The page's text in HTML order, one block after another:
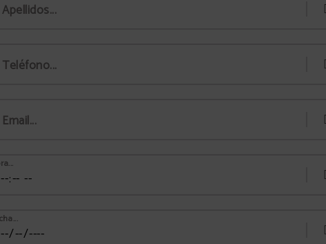
Apellidos...
Teléfono...
Email...